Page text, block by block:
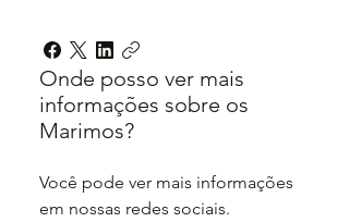
Onde posso ver mais
informações sobre os
Marimos?
Você pode ver mais informações
em nossas redes sociais.